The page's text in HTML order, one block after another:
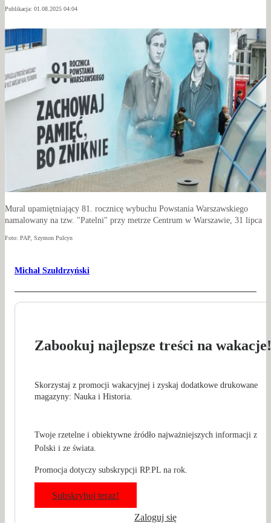
Publikacja: 01.08.2025 04:04
Mural upamiętniający 81. rocznicę wybuchu Powstania Warszawskiego
namalowany na tzw. "Patelni" przy metrze Centrum w Warszawie, 31 lipca
Foto: PAP, Szymon Pulcyn
Michał Szułdrzyński
Zabookuj najlepsze treści na wakacje!
Skorzystaj z promocji wakacyjnej i zyskaj dodatkowe drukowane
magazyny: Nauka i Historia.
Twoje rzetelne i obiektywne źródło najważniejszych informacji z
Polski i ze świata.
Promocja dotyczy subskrypcji RP.PL na rok.
Subskrybuj teraz!
Zaloguj się